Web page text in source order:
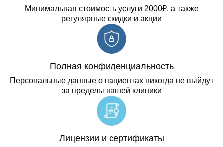
Минимальная стоимость услуги 2000₽, а также
регулярные скидки и акции
Полная конфиденциальность
Персональные данные о пациентах никогда не выйдут
за пределы нашей клиники
Лицензии и сертификаты